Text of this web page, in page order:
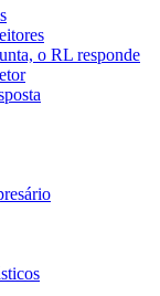
o RL responde